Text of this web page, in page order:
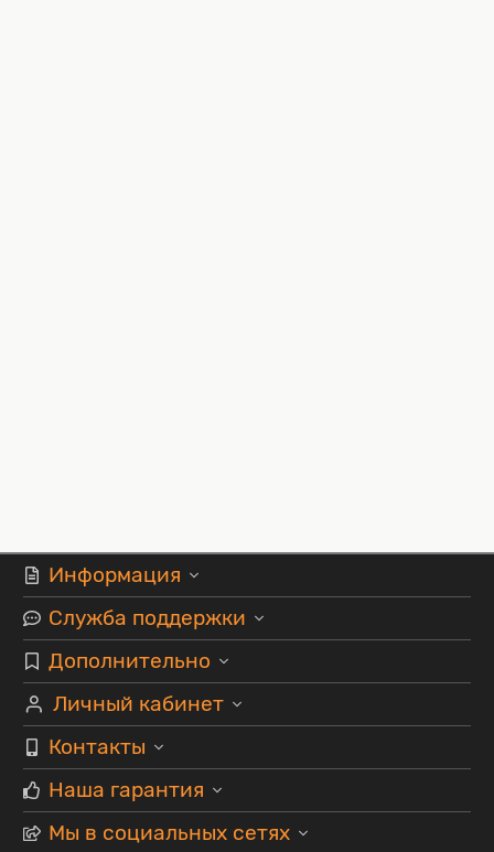
Информация
Служба поддержки
Дополнительно
Личный кабинет
Контакты
Наша гарантия
Мы в социальных сетях